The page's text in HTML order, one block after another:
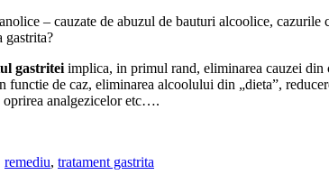
– cauzate de abuzul de bauturi alcoolice, cazurile
gastrita?
gastritei implica, in primul rand, eliminarea cauzei din
functie de caz, eliminarea alcoolului din „dieta”,
oprirea analgezicelor etc….
remediu, tratament gastrita